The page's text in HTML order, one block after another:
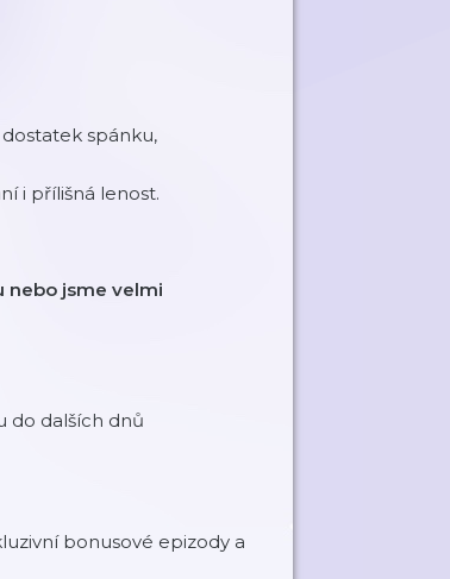
dostatek spánku,
i přílišná lenost.
nebo jsme velmi
do dalších dnů
bonusové epizody a